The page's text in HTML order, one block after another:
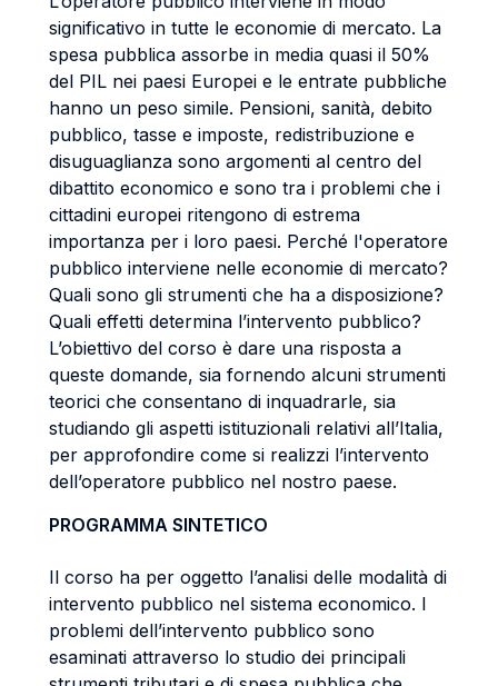
significativo in tutte le economie di mercato. La
spesa pubblica assorbe in media quasi il 50%
del PIL nei paesi Europei e le entrate pubbliche
hanno un peso simile. Pensioni, sanità, debito
pubblico, tasse e imposte, redistribuzione e
disuguaglianza sono argomenti al centro del
dibattito economico e sono tra i problemi che i
cittadini europei ritengono di estrema
importanza per i loro paesi. Perché l'operatore
pubblico interviene nelle economie di mercato?
Quali sono gli strumenti che ha a disposizione?
Quali effetti determina l’intervento pubblico?
L’obiettivo del corso è dare una risposta a
queste domande, sia fornendo alcuni strumenti
teorici che consentano di inquadrarle, sia
studiando gli aspetti istituzionali relativi all’Italia,
per approfondire come si realizzi l’intervento
dell’operatore pubblico nel nostro paese.
PROGRAMMA SINTETICO
Il corso ha per oggetto l’analisi delle modalità di
intervento pubblico nel sistema economico. I
problemi dell’intervento pubblico sono
esaminati attraverso lo studio dei principali